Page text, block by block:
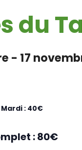
du
- 17
Mardi : 40€
: 80€